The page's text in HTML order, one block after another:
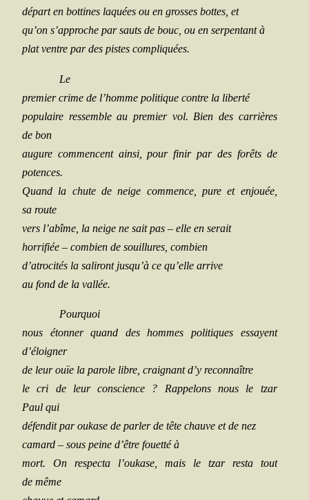
départ en bot­tines laquées ou en grosses bottes, et
qu’on s’approche par sauts de bouc, ou en ser­pen­tant à
plat ventre par des pistes compliquées.
Le
pre­mier crime de l’homme poli­tique contre la liberté
popu­laire res­semble au pre­mier vol. Bien des car­rières
de bon
augure com­mencent ain­si, pour finir par des forêts de
potences.
Quand la chute de neige com­mence, pure et enjouée,
sa route
vers l’abîme, la neige ne sait pas – elle en serait
hor­ri­fiée – com­bien de souillures, combien
d’atrocités la sali­ront jusqu’à ce qu’elle arrive
au fond de la vallée.
Pour­quoi
nous éton­ner quand des hommes poli­tiques essayent
d’éloigner
de leur ouïe la parole libre, crai­gnant d’y reconnaître
le cri de leur conscience ? Rap­pe­lons nous le tzar
Paul qui
défen­dit par oukase de par­ler de tête chauve et de nez
camard – sous peine d’être fouet­té à
mort. On res­pec­ta l’oukase, mais le tzar res­ta tout
de même